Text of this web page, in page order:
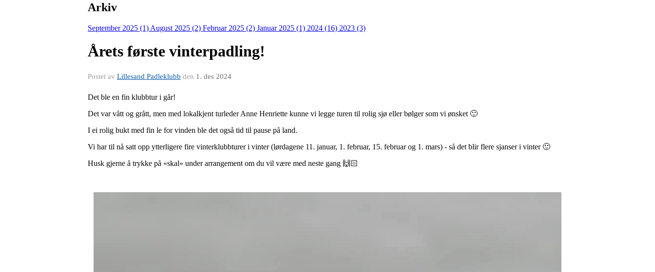
Arkiv
September 2025 (1) August 2025 (2) Februar 2025 (2) Januar 2025 (1) 2024 (16) 2023 (3)
Årets første vinterpadling!
Postet av Lillesand Padleklubb den 1. des 2024
Det ble en fin klubbtur i går!
Det var vått og grått, men med lokalkjent turleder Anne Henriette kunne vi legge turen til rolig sjø eller bølger som vi ønsket 🙂
I ei rolig bukt med fin le for vinden ble det også tid til pause på land.
Vi har til nå satt opp ytterligere fire vinterklubbturer i vinter (lørdagene 11. januar, 1. februar, 15. februar og 1. mars) - så det blir flere sjanser i vinter 🙂
Husk gjerne å trykke på «skal» under arrangement om du vil være med neste gang 🙌🏻